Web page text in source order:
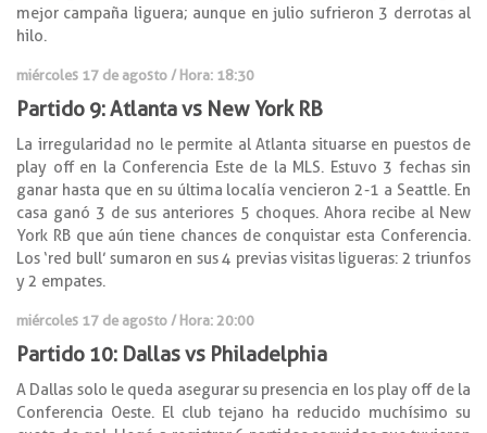
mejor campaña liguera; aunque en julio sufrieron 3 derrotas al
hilo.
miércoles 17 de agosto / Hora: 18:30
Partido 9: Atlanta vs New York RB
La irregularidad no le permite al Atlanta situarse en puestos de
play off en la Conferencia Este de la MLS. Estuvo 3 fechas sin
ganar hasta que en su última localía vencieron 2-1 a Seattle. En
casa ganó 3 de sus anteriores 5 choques. Ahora recibe al New
York RB que aún tiene chances de conquistar esta Conferencia.
Los ‘red bull’ sumaron en sus 4 previas visitas ligueras: 2 triunfos
y 2 empates.
miércoles 17 de agosto / Hora: 20:00
Partido 10: Dallas vs Philadelphia
A Dallas solo le queda asegurar su presencia en los play off de la
Conferencia Oeste. El club tejano ha reducido muchísimo su